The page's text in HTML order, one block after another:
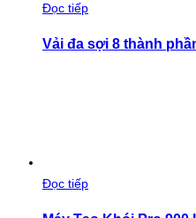
Đọc tiếp
Vải đa sợi 8 thành
Đọc tiếp